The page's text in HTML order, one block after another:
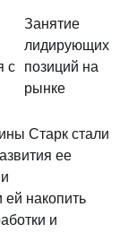
с
Занятие
лидирующих
позиций на
рынке
Старк стали
ее
накопить
и